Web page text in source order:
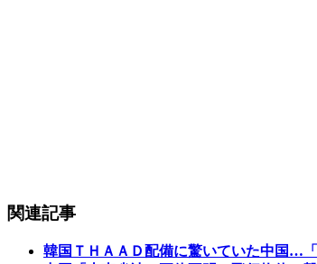
関連記事
韓国ＴＨＡＡＤ配備に驚いていた中国…